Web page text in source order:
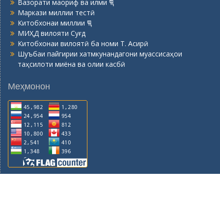
Вазорати маориф ва илми ҶТ
Маркази миллии тестӣ
Китобхонаи миллии ҶТ
МИҲД вилояти Суғд
Китобхонаи вилоятӣ ба номи Т. Асирӣ
Шуъбаи пайгирии хатмкунандагони муассисаҳои
таҳсилоти миёна ва олии касбӣ
Меҳмонон